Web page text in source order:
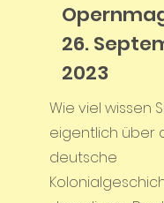
26.
2023
Wie viel wissen
eigentlich über
deutsche